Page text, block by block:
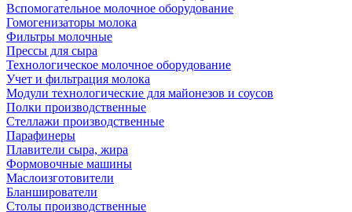
Вспомогательное молочное оборудование
Гомогенизаторы молока
Фильтры молочные
Прессы для сыра
Технологическое молочное оборудование
Учет и фильтрация молока
Модули технологические для майонезов и соусов
Полки производственные
Стеллажи производственные
Парафинеры
Плавители сыра, жира
Формовочные машины
Маслоизготовители
Бланширователи
Столы производственные